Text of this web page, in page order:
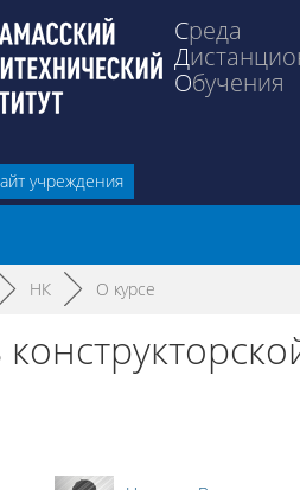
Среда
Д
Обучения
учреждения
► НК ► О курсе